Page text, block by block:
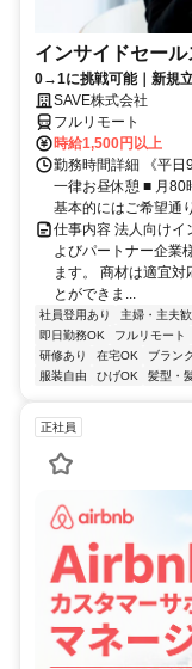
インサイドセール
0→1に挑戦可能｜新規
SAVE株式会社
フルリモート
時給1,500円以上
勤務時間詳細 《平
一律お昼休憩 ■ 月80
基本的にはご希望通
仕事内容 法人向けイ
よびパートナー企業
ます。 商材は適宜
とができま...
社員登用あり 主婦・主夫
即日勤務OK
フルリモート
研修あり
在宅OK ブラン
服装自由
ひげOK 髪型・
正社員